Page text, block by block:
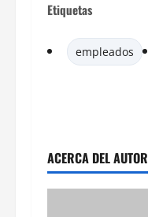
Etiquetas
empleados
ACERCA DEL AUTOR